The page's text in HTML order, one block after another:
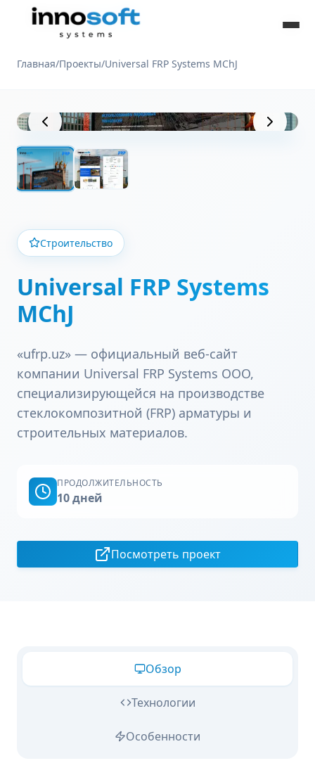
Главная/Проекты/Universal FRP Systems MChJ
Строительство
Universal FRP Systems
MChJ
«ufrp.uz» — официальный веб-сайт
компании Universal FRP Systems ООО,
специализирующейся на производстве
стеклокомпозитной (FRP) арматуры и
строительных материалов.
ПРОДОЛЖИТЕЛЬНОСТЬ
10 дней
Посмотреть проект
Вид проекта
Обзор
Технологии
Особенности